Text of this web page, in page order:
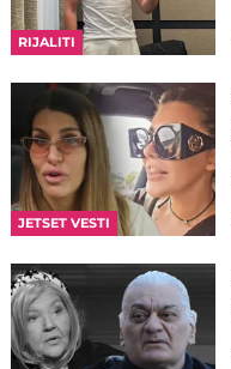
RIJALITI
JETSET VESTI